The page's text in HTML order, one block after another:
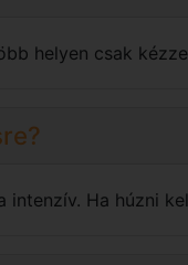
helyen csak
Ha húzni